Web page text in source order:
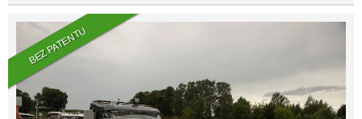
BEZ PATENTU